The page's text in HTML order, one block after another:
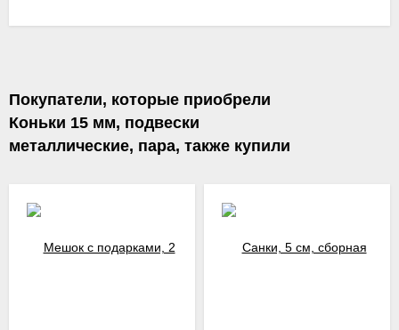
Покупатели, которые приобрели
Коньки 15 мм, подвески
металлические, пара, также купили